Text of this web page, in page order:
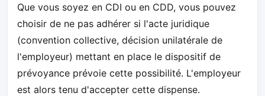
Que vous soyez en CDI ou en CDD, vous pouvez
choisir de ne pas adhérer si l'acte juridique
(convention collective, décision unilatérale de
l'employeur) mettant en place le dispositif de
prévoyance prévoie cette possibilité. L'employeur
est alors tenu d'accepter cette dispense.